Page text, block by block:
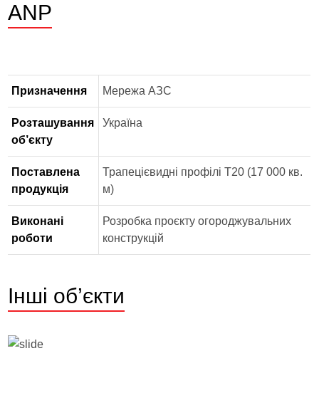
АNP
Призначення Мережа АЗС
Розташування
об’єкту
Україна
Поставлена
продукція
Трапецієвидні профілі Т20 (17 000 кв.
м)
Виконані
роботи
Розробка проєкту огороджувальних
конструкцій
Інші об’єкти